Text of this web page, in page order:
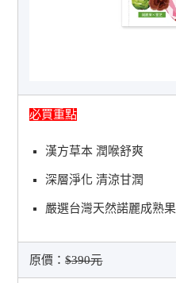
必買重點
漢方草本 潤喉舒爽
深層淨化 清涼甘潤
嚴選台灣天然諾麗成熟果
原價：$390元